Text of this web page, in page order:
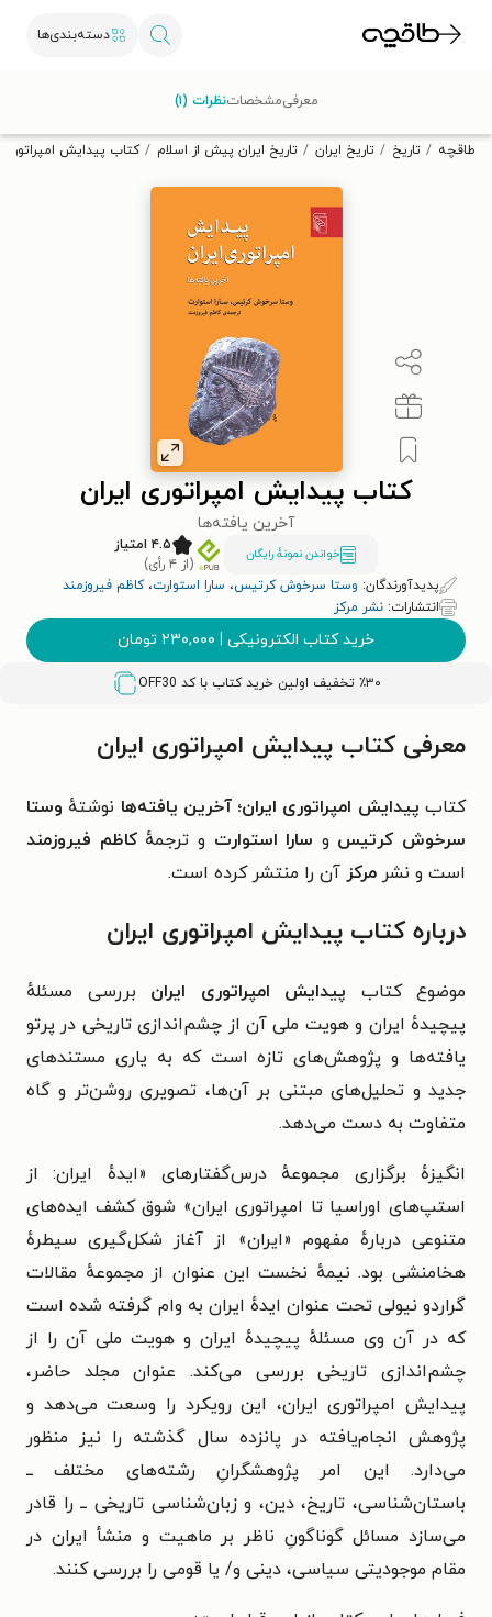
دسته‌بندی‌ها
تخفیف از طاقچه دریافت کن.
طاقچه تاریخ تاریخ ایران تاریخ ایران پیش از اسلام کتاب پیدایش امپراتوری
کتاب پیدایش امپراتوری ایران
آخرین یافته‌ها
خواندن نمونۀ رایگان
۴.۵ امتیاز
(از ۴ رأی)
پدیدآورندگان: وستا سرخوش کرتیس، سارا استوارت،کاظم فیروزمند
انتشارات: نشر مرکز
خرید کتاب الکترونیکی | ۲۳۰,۰۰۰ تومان
٪۳۰ تخفیف اولین خرید کتاب با کد OFF30
معرفیمشخصاتنظرات (۱)
معرفی کتاب پیدایش امپراتوری ایران
کتاب پیدایش امپراتوری ایران؛ آخرین یافته‌ها نوشتهٔ وستا
سرخوش کرتیس و سارا استوارت و ترجمهٔکاظم فیروزمند
است و نشر مرکز آن را منتشر کرده است.
دربارهکتاب پیدایش امپراتوری ایران
موضوع کتاب پیدایش امپراتوری ایران بررسی مسئله‌ٔ
پیچیده‌ٔ ایران و هویت ملی آن از چشم‌اندازی تاریخی در پرتو
یافته‌ها و پژوهش‌های تازه است که به یاری مستندهای
جدید و تحلیل‌های مبتنی بر آن‌ها، تصویری روشن‌تر و گاه
متفاوت به دست می‌دهد.
انگیزهٔ برگزاری مجموعهٔ درس‌گفتارهای «ایدهٔ ایران: از
استپ‌های اوراسیا تا امپراتوری ایران» شوق کشف ایده‌های
متنوعی دربارهٔ مفهوم «ایران» از آغاز شکل‌گیری سیطرهٔ
هخامنشی بود. نیمهٔ نخست این عنوان از مجموعهٔ مقالات
گراردو نیولی تحت عنوان ایدهٔ ایران به وام گرفته شده است
که در آن وی مسئلهٔ پیچیدهٔ ایران و هویت ملی آن را از
چشم‌اندازی تاریخی بررسی می‌کند. عنوان مجلد حاضر،
پیدایش امپراتوری ایران، این رویکرد را وسعت می‌دهد و
پژوهش انجام‌یافته در پانزده سال گذشته را نیز منظور
می‌دارد. این امر پژوهشگرانِ رشته‌های مختلف ــ
باستان‌شناسی، تاریخ، دین، و زبان‌شناسی تاریخی ــ را قادر
می‌سازد مسائل گوناگونِ ناظر بر ماهیت و منشأ ایران در
مقام موجودیتی سیاسی، دینی و/ یا قومی را بررسی کنند.